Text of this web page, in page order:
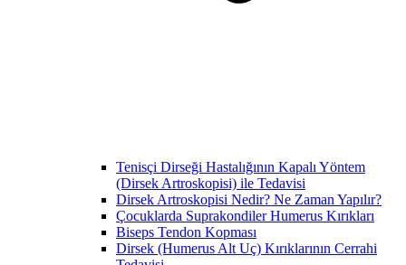
Tenisçi Dirseği Hastalığının Kapalı Yöntem
(Dirsek Artroskopisi) ile Tedavisi
Dirsek Artroskopisi Nedir? Ne Zaman Yapılır?
Çocuklarda Suprakondiler Humerus Kırıkları
Biseps Tendon Kopması
Dirsek (Humerus Alt Uç) Kırıklarının Cerrahi